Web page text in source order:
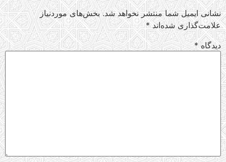
نشانی ایمیل شما منتشر نخواهد شد. بخش‌های موردنیاز
علامت‌گذاری شده‌اند*
دیدگاه *